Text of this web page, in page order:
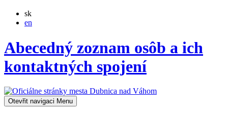
skSlovensky
en
Abecedný zoznam osôb a ich
kontaktných spojení
Otevřit navigaci Menu